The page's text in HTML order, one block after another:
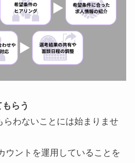
らう
らわないことには始まりませ
ウントを運用していることを